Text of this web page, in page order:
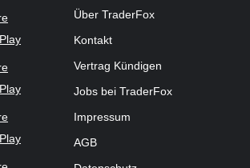
ProFeed
Über TraderFox
Kontakt
Vertrag Kündigen
Jobs bei TraderFox
Impressum
AGB